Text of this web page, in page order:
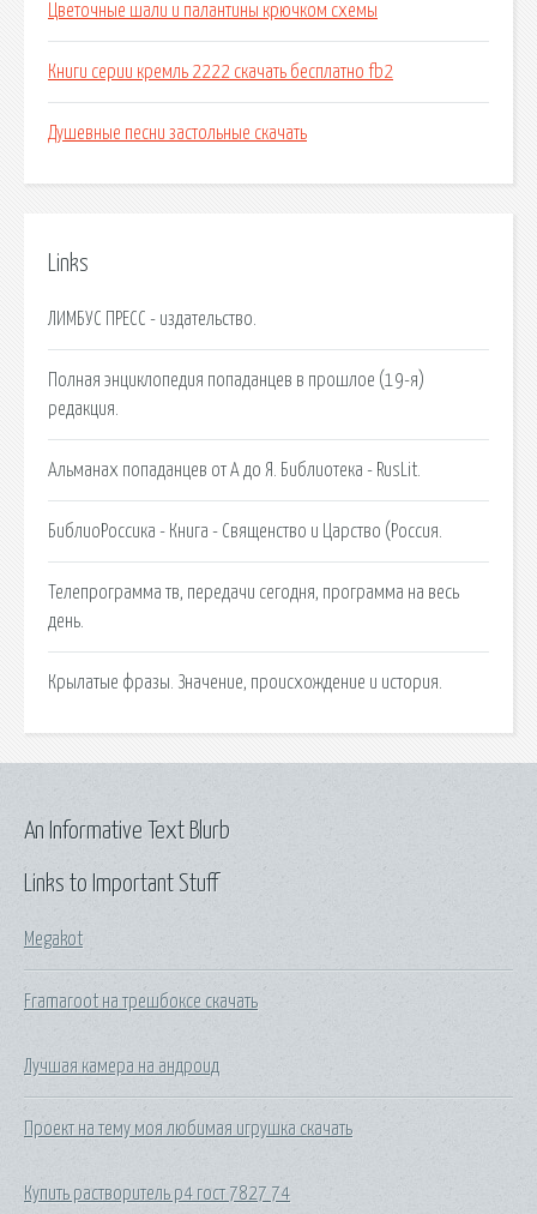
Цветочные шали и палантины крючком схемы
Книги серии кремль 2222 скачать бесплатно fb2
Душевные песни застольные скачать
Links
ЛИМБУС ПРЕСС - издательство.
Полная энциклопедия попаданцев в прошлое (19-я)
редакция.
Альманах попаданцев от А до Я. Библиотека - RusLit.
БиблиоРоссика - Книга - Священство и Царство (Россия.
Телепрограмма тв, передачи сегодня, программа на весь
день.
Крылатые фразы. Значение, происхождение и история.
Links to Important Stuff
Megakot
Framaroot на трешбоксе скачать
Лучшая камера на андроид
Проект на тему моя любимая игрушка скачать
Купить растворитель р4 гост 7827 74
An Informative Text Blurb